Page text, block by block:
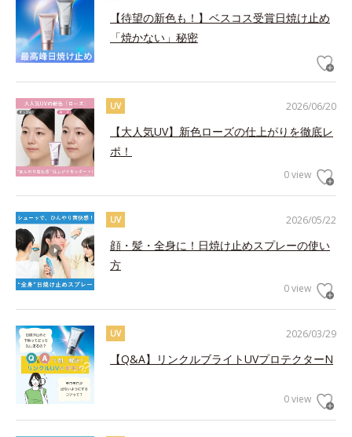
【待望の新色も！】ベスコス受賞日焼け止め
「焼かない」秘密
2026/06/20
UV
【大人気UV】新色ローズの仕上がりを徹底レ
ポ！
0 view
2026/05/22
UV
顔・髪・全身に！日焼け止めスプレーの使い
方
0 view
2026/03/29
UV
【Q&A】リンクルブライトUVプロテクターN
0 view